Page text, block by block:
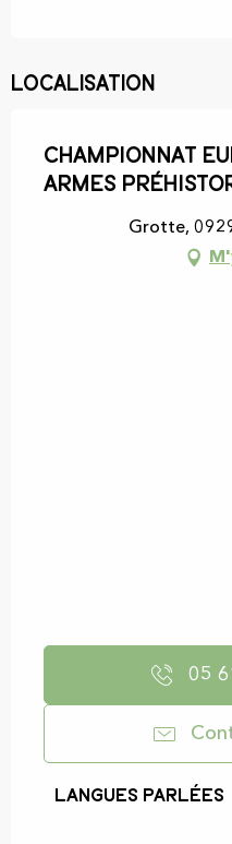
Localisation
Championnat
armes
Grotte,
05
Langues parlées
Langues parlées